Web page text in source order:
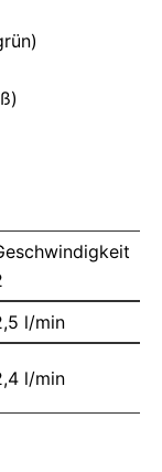
l/min
l/min